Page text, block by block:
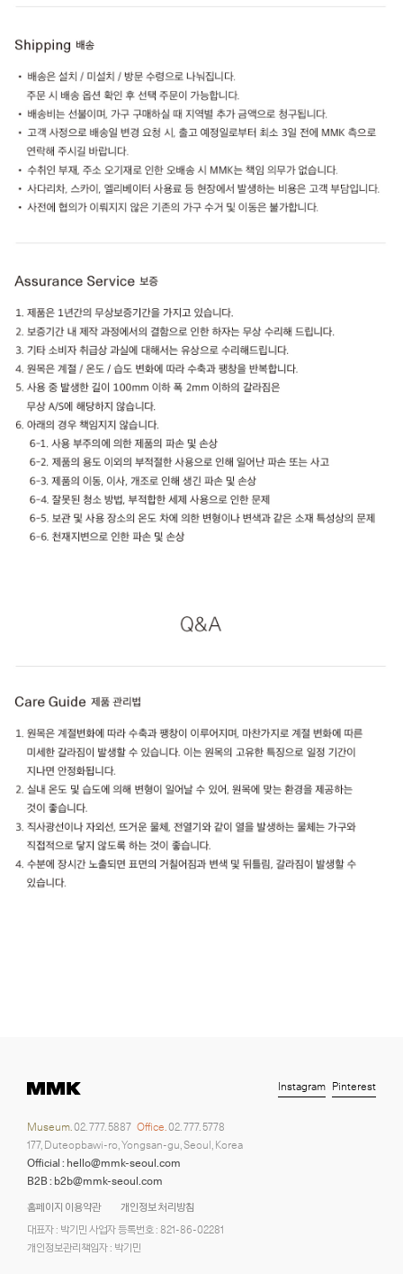
홈페이지 이용약관
개인정보 처리방침
대표자 : 박기민 사업자 등록번호 : 821-86-02281
개인정보관리책임자 : 박기민
Museum.02. 777. 5887 Office.02. 777. 5778
177, Duteopbawi-ro, Yongsan-gu, Seoul, Korea
Official : hello@mmk-seoul.com
B2B : b2b@mmk-seoul.com
Instagram Pinterest